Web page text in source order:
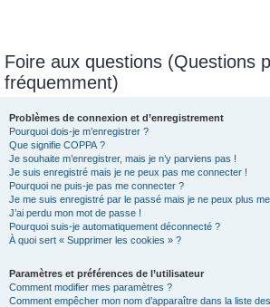
Foire aux questions (Questions
fréquemment)
Problèmes de connexion et d’enregistrement
Pourquoi dois-je m’enregistrer ?
Que signifie COPPA ?
Je souhaite m’enregistrer, mais je n’y parviens pas !
Je suis enregistré mais je ne peux pas me connecter !
Pourquoi ne puis-je pas me connecter ?
Je me suis enregistré par le passé mais je ne peux plus
J’ai perdu mon mot de passe !
Pourquoi suis-je automatiquement déconnecté ?
À quoi sert « Supprimer les cookies » ?
Paramètres et préférences de l’utilisateur
Comment modifier mes paramètres ?
Comment empêcher mon nom d’apparaître dans la liste